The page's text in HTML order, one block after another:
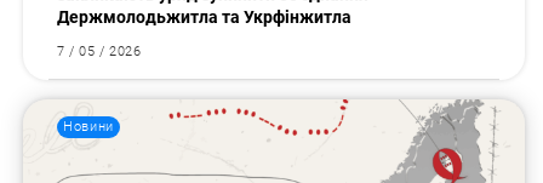
Держмолодьжитла та Укрфінжитла
7 / 05 / 2026
Новини